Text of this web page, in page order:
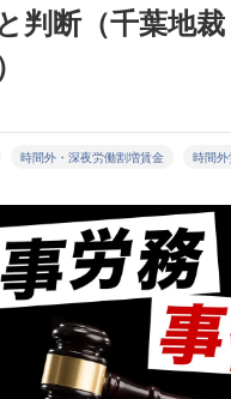
判断（千葉地
時間外・深夜労働割増賃金 時間